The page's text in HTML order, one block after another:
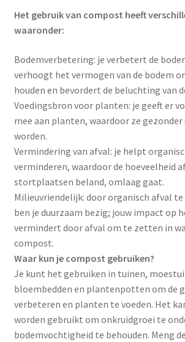
Het gebruik van compost heeft
waaronder:
Bodemverbetering: je verbetert de
verhoogt het vermogen van de bodem
houden en bevordert de beluchting van
Voedingsbron voor planten: je geeft er
mee aan planten, waardoor ze
worden.
Vermindering van afval: je helpt
verminderen, waardoor de hoeveelheid
stortplaatsen beland, omlaag gaat.
Milieuvriendelijk: door organisch afval
ben je duurzaam bezig; jouw impact op
vermindert door afval om te zetten in
compost.
Waar kun je compost gebruiken?
Je kunt het gebruiken in tuinen,
bloembedden en plantenpotten om de
verbeteren en planten te voeden. Het
worden gebruikt om onkruidgroei te
bodemvochtigheid te behouden. Meng